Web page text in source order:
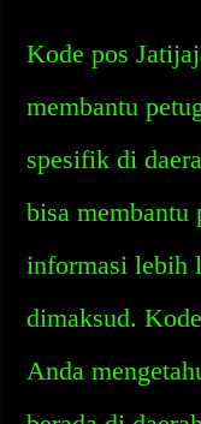
Kode pos
membantu
spesifik di
bisa membantu
informasi lebih
dimaksud.
Anda